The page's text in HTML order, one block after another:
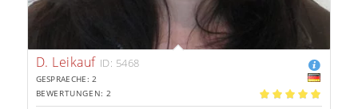
D. Leikauf ID: 5468
GESPRAECHE: 2
BEWERTUNGEN: 2